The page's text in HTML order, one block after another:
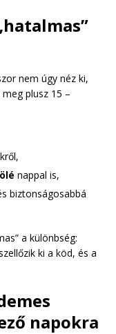
nem úgy néz ki,
plusz 15 –
nappal is,
biztonságosabbá
a különbség:
ki a köd, és a
napokra